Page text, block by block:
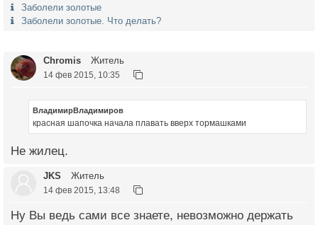
Заболели золотые
Заболели золотые. Что делать?
Chromis Житель
14 фев 2015, 10:35
ВладимирВладимиров
красная шапочка начала плавать вверх тормашками
Не жилец.
JKS Житель
14 фев 2015, 13:48
Ну Вы ведь сами все знаете, невозможно держать